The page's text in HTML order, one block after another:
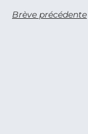
Brève précédente